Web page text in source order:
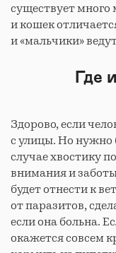
существует много
и кошек
и «мальчики»
Где
Здорово, если
с улицы. Но нужно
случае хвостику
внимания и
будет отнести к
от паразитов,
если она больна.
окажется совсем